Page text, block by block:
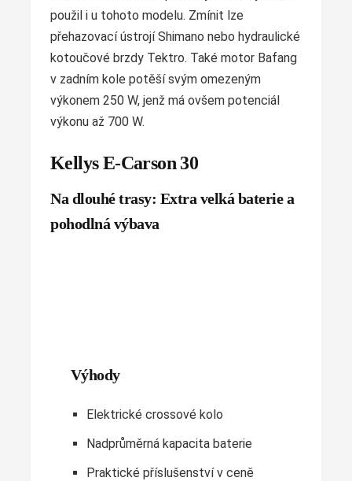
použil i u tohoto modelu. Zmínit lze
přehazovací ústrojí Shimano nebo hydraulické
kotoučové brzdy Tektro. Také motor Bafang
v zadním kole potěší svým omezeným
výkonem 250 W, jenž má ovšem potenciál
výkonu až 700 W.
Kellys E-Carson 30
Na dlouhé trasy: Extra velká baterie a
pohodlná výbava
Výhody
Elektrické crossové kolo
Nadprůměrná kapacita baterie
Praktické příslušenství v ceně